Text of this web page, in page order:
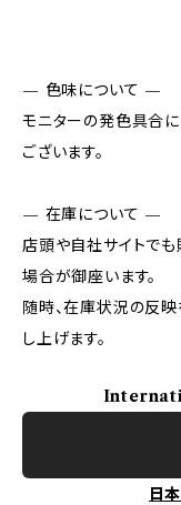
— 色味について —
モニターの発色具合に
ございます。
— 在庫について —
店頭や自社サイトでも
場合が御座います。
随時、在庫状況の反映
し上げます。
日